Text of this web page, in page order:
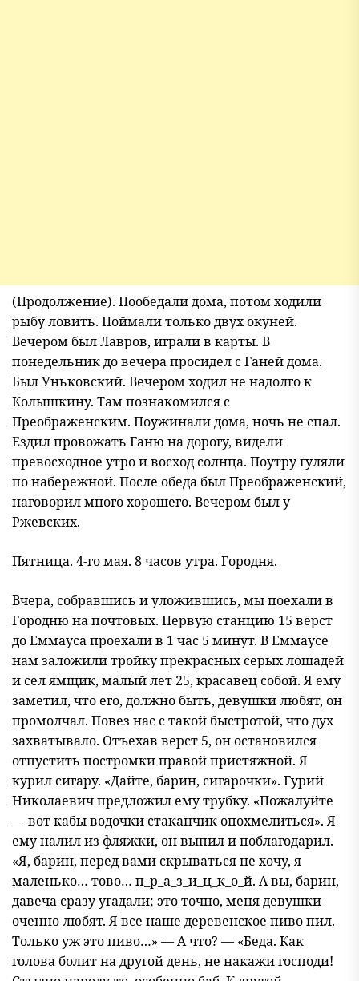
(Продолжение). Пообедали дома, потом ходили
рыбу ловить. Поймали только двух окуней.
Вечером был Лавров, играли в карты. В
понедельник до вечера просидел с Ганей дома.
Был Уньковский. Вечером ходил не надолго к
Колышкину. Там познакомился с
Преображенским. Поужинали дома, ночь не спал.
Ездил провожать Ганю на дорогу, видели
превосходное утро и восход солнца. Поутру гуляли
по набережной. После обеда был Преображенский,
наговорил много хорошего. Вечером был у
Ржевских.
Пятница. 4-го мая. 8 часов утра. Городня.
Вчера, собравшись и уложившись, мы поехали в
Городню на почтовых. Первую станцию 15 верст
до Еммауса проехали в 1 час 5 минут. В Еммаусе
нам заложили тройку прекрасных серых лошадей
и сел ямщик, малый лет 25, красавец собой. Я ему
заметил, что его, должно быть, девушки любят, он
промолчал. Повез нас с такой быстротой, что дух
захватывало. Отъехав верст 5, он остановился
отпустить постромки правой пристяжной. Я
курил сигару. «Дайте, барин, сигарочки». Гурий
Николаевич предложил ему трубку. «Пожалуйте
— вот кабы водочки стаканчик опохмелиться». Я
ему налил из фляжки, он выпил и поблагодарил.
«Я, барин, перед вами скрываться не хочу, я
маленько… тово… п_р_а_з_и_ц_к_о_й. А вы, барин,
давеча сразу угадали; это точно, меня девушки
оченно любят. Я все наше деревенское пиво пил.
Только уж это пиво…» — А что? — «Беда. Как
голова болит на другой день, не накажи господи!